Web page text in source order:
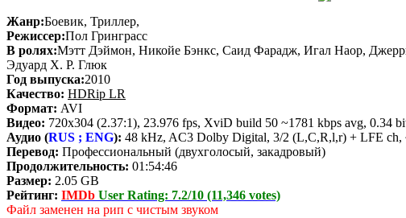
Жанр:Боевик, Триллер,
Режиссер:Пол Гринграсс
В ролях:Мэтт Дэймон, Никойе Бэнкс, Саид Фарадж, Игал Наор,
Эдуард Х. Р. Глюк
Год выпуска:2010
Качество: HDRip LR
Формат: AVI
Видео: 720x304 (2.37:1), 23.976 fps, XviD build 50 ~1781 kbps avg, 0.34
Аудио (RUS ; ENG): 48 kHz, AC3 Dolby Digital, 3/2 (L,C,R,l,r) + LFE ch,
Перевод: Профессиональный (двухголосый, закадровый)
Продолжительность: 01:54:46
Размер: 2.05 GB
Рейтинг: IMDb User Rating: 7.2/10 (11,346 votes)
Файл заменен на рип с чистым звуком